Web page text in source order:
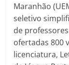
Maranhão
seletivo
de
ofertadas 800
licenciatura,